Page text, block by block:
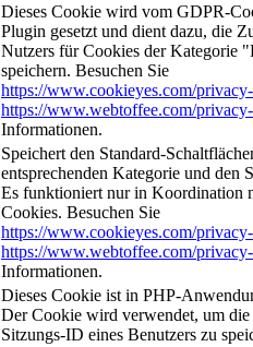
Dieses Cookie wird vom GDPR-
Plugin gesetzt und dient dazu, die
Nutzers für Cookies der Kategorie
speichern. Besuchen Sie
https://www.cookieyes.com/
https://www.webtoffee.com/
Informationen.
Speichert den Standard-
entsprechenden Kategorie und den
Es funktioniert nur in Koordination
Cookies. Besuchen Sie
https://www.cookieyes.com/
https://www.webtoffee.com/
Informationen.
Dieses Cookie ist in PHP-
Der Cookie wird verwendet, um die
Sitzungs-ID eines Benutzers zu